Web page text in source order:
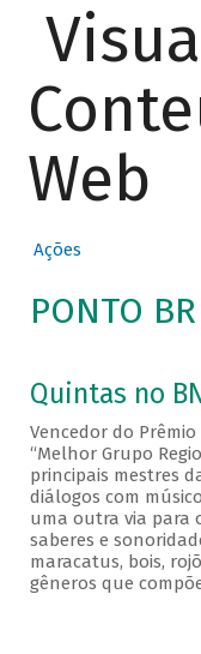
Web
Ações
PONTO
Quintas no
Vencedor do Prêmio
“Melhor Grupo
principais mestres
diálogos com
uma outra via para
saberes e
maracatus, bois,
gêneros que